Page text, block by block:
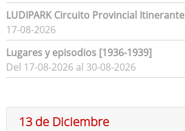
LUDIPARK Circuito Provincial Itinerante
17-08-2026
Lugares y episodios [1936-1939]
Del 17-08-2026 al 30-08-2026
13 de Diciembre